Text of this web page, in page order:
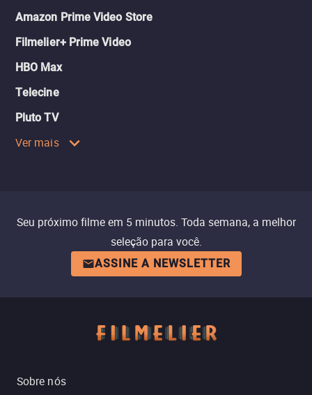
Amazon Prime Video Store
Filmelier+ Prime Video
HBO Max
Telecine
Pluto TV
Ver mais
Seu próximo filme em 5 minutos. Toda semana, a melhor
seleção para você.
ASSINE A NEWSLETTER
Sobre nós